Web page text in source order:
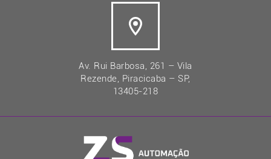
Av. Rui Barbosa, 261 – Vila
Rezende, Piracicaba – SP,
13405-218